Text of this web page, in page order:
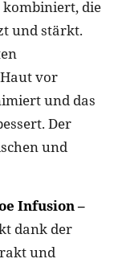
die
und stärkt.
vor
und das
Der
und
Infusion –
dank der
und